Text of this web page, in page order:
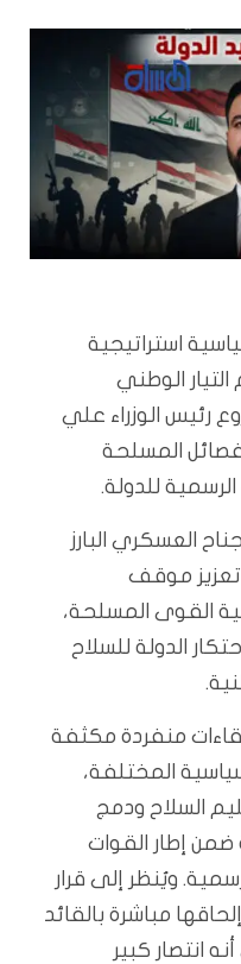
استراتيجية
الوطني
رئيس الوزراء علي
المسلحة
للدولة.
العسكري البارز
تعزيز موقف
القوى المسلحة،
الدولة للسلاح
منفردة مكثفة
المختلفة،
السلاح ودمج
إطار القوات
ويُنظر إلى قرار
مباشرة بالقائد
انتصار كبير